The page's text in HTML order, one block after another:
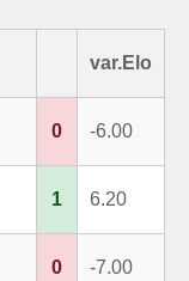
var.Elo
0 -6.00
1 6.20
0 -7.00